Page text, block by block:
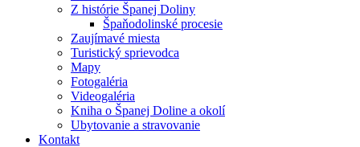
Z histórie Španej Doliny
Špaňodolinské procesie
Zaujímavé miesta
Turistický sprievodca
Mapy
Fotogaléria
Videogaléria
Kniha o Španej Doline a okolí
Ubytovanie a stravovanie
Kontakt